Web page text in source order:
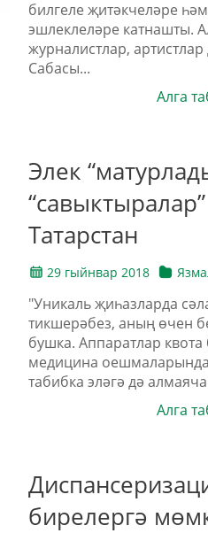
билгеле җитәкчеләре
эшлеклеләре катнашты.
журналистлар,
Сабасы...
Алга
Элек
Татарстан
29 гыйнвар 2018
"Уникаль җиһазларда
тикшерәбез, аның өчен
бушка. Аппаратлар
медицина оешмаларында
табибка эләгә дә
Алга
бирелергә